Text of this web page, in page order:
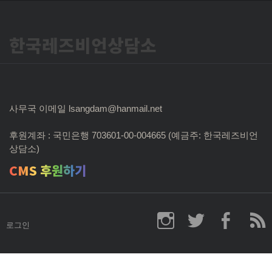
한국레즈비언상담소
사무국 이메일 lsangdam@hanmail.net
후원계좌 : 국민은행 703601-00-004665 (예금주: 한국레즈비언
상담소)
CMS 후원하기
로그인